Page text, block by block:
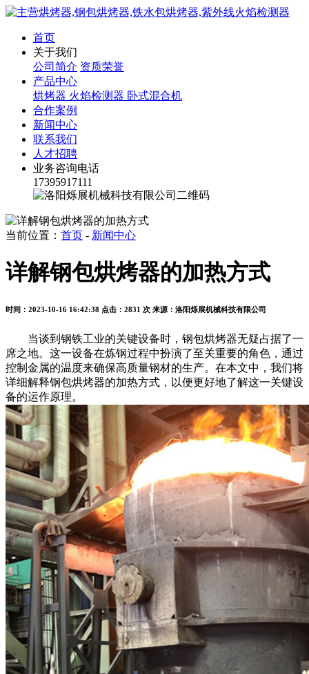
首页
关于我们
公司简介 资质荣誉
产品中心
烘烤器 火焰检测器 卧式混合机
合作案例
新闻中心
联系我们
人才招聘
业务咨询电话
17395917111
当前位置： 首页 - 新闻中心
详解钢包烘烤器的加热方式
时间：2023-10-16 16:42:38 点击：2831 次 来源：洛阳烁展机械科技有限公司
当谈到钢铁工业的关键设备时，钢包烘烤器无疑占据了一
席之地。这一设备在炼钢过程中扮演了至关重要的角色，通过
控制金属的温度来确保高质量钢材的生产。在本文中，我们将
详细解释钢包烘烤器的加热方式，以便更好地了解这一关键设
备的运作原理。